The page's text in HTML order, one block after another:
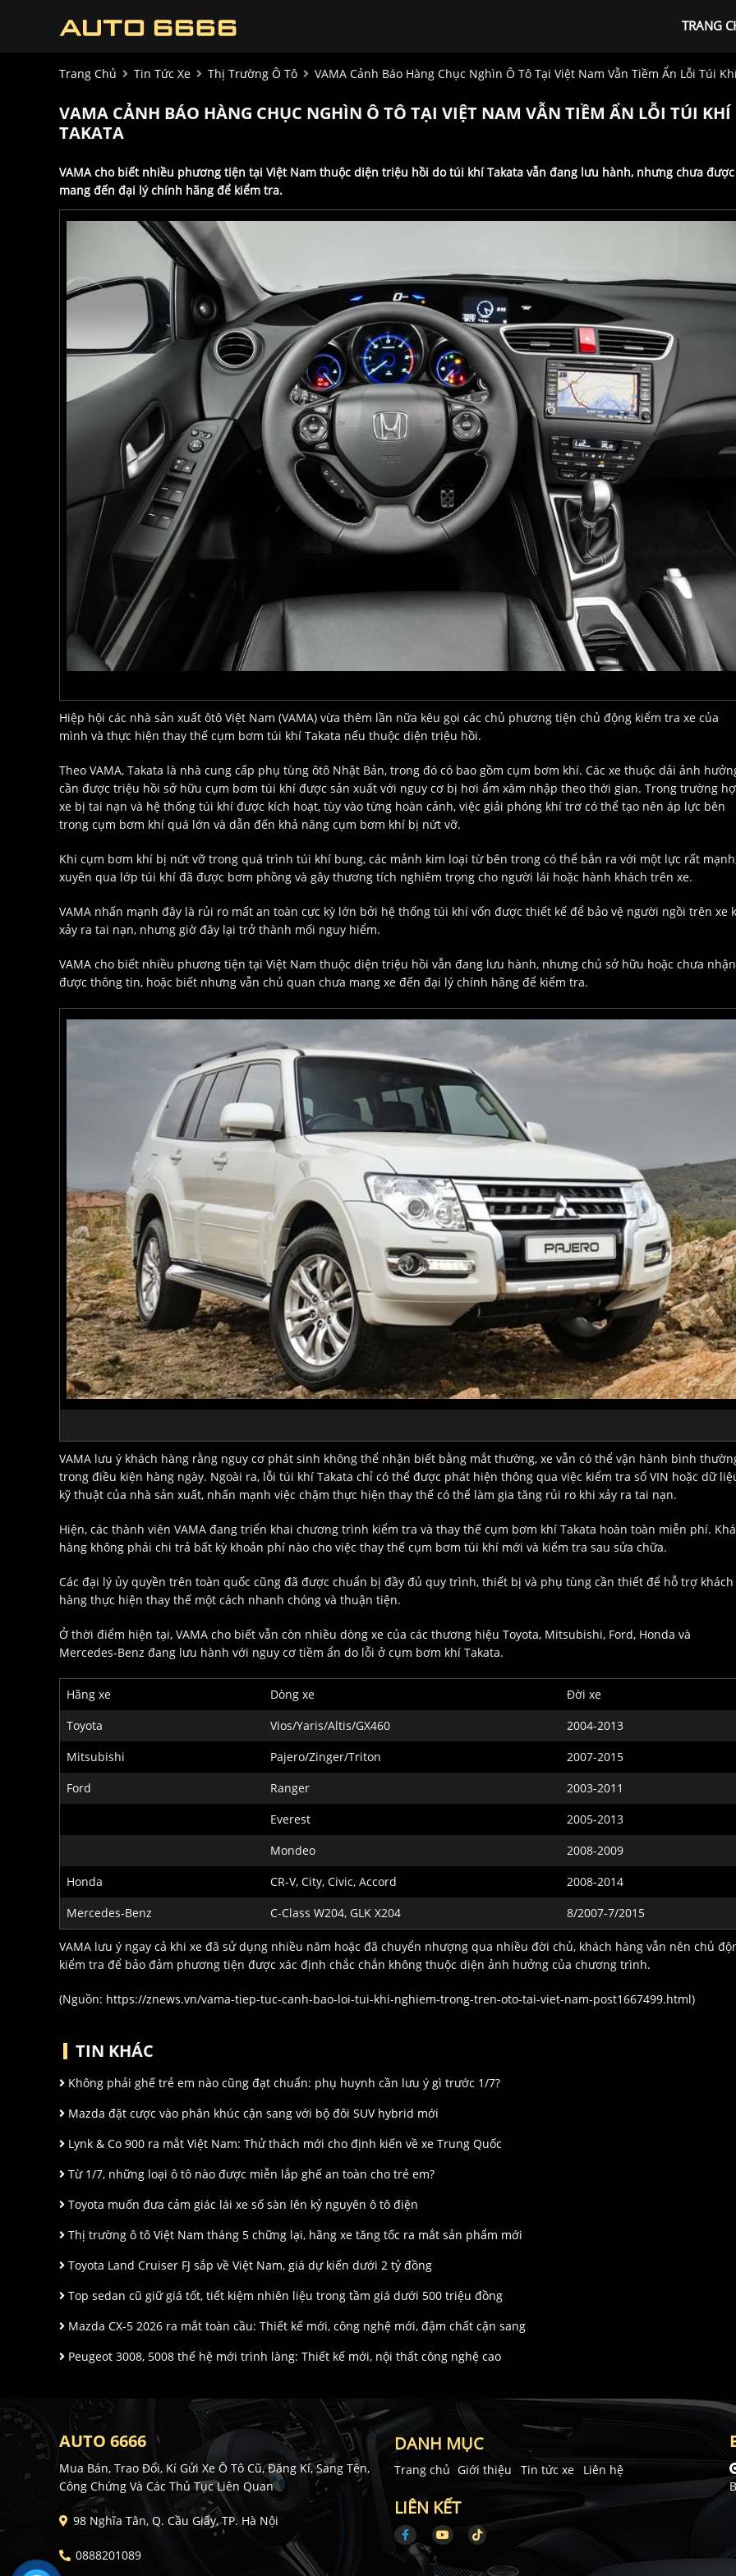
TRANG
Trang Chủ Tin Tức Xe Thị Trường Ô Tô VAMA Cảnh Báo Hàng Chục Nghìn Ô Tô Tại Việt Nam Vẫn Tiềm Ẩn Lỗi Túi
VAMA CẢNH BÁO HÀNG CHỤC NGHÌN Ô TÔ TẠI VIỆT NAM VẪN TIỀM ẨN LỖI TÚI KHÍ
TAKATA
VAMA cho biết nhiều phương tiện tại Việt Nam thuộc diện triệu hồi do túi khí Takata vẫn đang lưu hành, nhưng chưa được
mang đến đại lý chính hãng để kiểm tra.
Hiệp hội các nhà sản xuất ôtô Việt Nam (VAMA) vừa thêm lần nữa kêu gọi các chủ phương tiện chủ động kiểm tra xe của
mình và thực hiện thay thế cụm bơm túi khí Takata nếu thuộc diện triệu hồi.
Theo VAMA, Takata là nhà cung cấp phụ tùng ôtô Nhật Bản, trong đó có bao gồm cụm bơm khí. Các xe thuộc dải ảnh
cần được triệu hồi sở hữu cụm bơm túi khí được sản xuất với nguy cơ bị hơi ẩm xâm nhập theo thời gian. Trong trường
xe bị tai nạn và hệ thống túi khí được kích hoạt, tùy vào từng hoàn cảnh, việc giải phóng khí trơ có thể tạo nên áp lực bên
trong cụm bơm khí quá lớn và dẫn đến khả năng cụm bơm khí bị nứt vỡ.
Khi cụm bơm khí bị nứt vỡ trong quá trình túi khí bung, các mảnh kim loại từ bên trong có thể bắn ra với một lực rất
xuyên qua lớp túi khí đã được bơm phồng và gây thương tích nghiêm trọng cho người lái hoặc hành khách trên xe.
VAMA nhấn mạnh đây là rủi ro mất an toàn cực kỳ lớn bởi hệ thống túi khí vốn được thiết kế để bảo vệ người ngồi trên xe
xảy ra tai nạn, nhưng giờ đây lại trở thành mối nguy hiểm.
VAMA cho biết nhiều phương tiện tại Việt Nam thuộc diện triệu hồi vẫn đang lưu hành, nhưng chủ sở hữu hoặc chưa nhận
được thông tin, hoặc biết nhưng vẫn chủ quan chưa mang xe đến đại lý chính hãng để kiểm tra.
VAMA lưu ý khách hàng rằng nguy cơ phát sinh không thể nhận biết bằng mắt thường, xe vẫn có thể vận hành bình
trong điều kiện hàng ngày. Ngoài ra, lỗi túi khí Takata chỉ có thể được phát hiện thông qua việc kiểm tra số VIN hoặc dữ
kỹ thuật của nhà sản xuất, nhấn mạnh việc chậm thực hiện thay thế có thể làm gia tăng rủi ro khi xảy ra tai nạn.
Hiện, các thành viên VAMA đang triển khai chương trình kiểm tra và thay thế cụm bơm khí Takata hoàn toàn miễn phí.
hàng không phải chi trả bất kỳ khoản phí nào cho việc thay thế cụm bơm túi khí mới và kiểm tra sau sửa chữa.
Các đại lý ủy quyền trên toàn quốc cũng đã được chuẩn bị đầy đủ quy trình, thiết bị và phụ tùng cần thiết để hỗ trợ khách
hàng thực hiện thay thế một cách nhanh chóng và thuận tiện.
Ở thời điểm hiện tại, VAMA cho biết vẫn còn nhiều dòng xe của các thương hiệu Toyota, Mitsubishi, Ford, Honda và
Mercedes-Benz đang lưu hành với nguy cơ tiềm ẩn do lỗi ở cụm bơm khí Takata.
Hãng xe Dòng xe
Đời xe
Toyota
Vios/Yaris/Altis/GX460
2004-2013
Mitsubishi
Pajero/Zinger/Triton
2007-2015
Ford
Ranger
2003-2011
Everest
2005-2013
Mondeo
2008-2009
Honda
CR-V, City, Civic, Accord
2008-2014
Mercedes-Benz
C-Class W204, GLK X204 8/2007-7/2015
VAMA lưu ý ngay cả khi xe đã sử dụng nhiều năm hoặc đã chuyển nhượng qua nhiều đời chủ, khách hàng vẫn nên chủ
kiểm tra để bảo đảm phương tiện được xác định chắc chắn không thuộc diện ảnh hưởng của chương trình.
(Nguồn: https://znews.vn/vama-tiep-tuc-canh-bao-loi-tui-khi-nghiem-trong-tren-oto-tai-viet-nam-post1667499.html)
TIN KHÁC
Không phải ghế trẻ em nào cũng đạt chuẩn: phụ huynh cần lưu ý gì trước 1/7?
Mazda đặt cược vào phân khúc cận sang với bộ đôi SUV hybrid mới
Lynk & Co 900 ra mắt Việt Nam: Thử thách mới cho định kiến về xe Trung Quốc
Từ 1/7, những loại ô tô nào được miễn lắp ghế an toàn cho trẻ em?
Toyota muốn đưa cảm giác lái xe số sàn lên kỷ nguyên ô tô điện
Thị trường ô tô Việt Nam tháng 5 chững lại, hãng xe tăng tốc ra mắt sản phẩm mới
Toyota Land Cruiser FJ sắp về Việt Nam, giá dự kiến dưới 2 tỷ đồng
Top sedan cũ giữ giá tốt, tiết kiệm nhiên liệu trong tầm giá dưới 500 triệu đồng
Mazda CX-5 2026 ra mắt toàn cầu: Thiết kế mới, công nghệ mới, đậm chất cận sang
Peugeot 3008, 5008 thế hệ mới trình làng: Thiết kế mới, nội thất công nghệ cao
AUTO 6666
Mua Bán, Trao Đổi, Kí Gửi Xe Ô Tô Cũ, Đăng Kí, Sang Tên,
Công Chứng Và Các Thủ Tục Liên Quan
98 Nghĩa Tân, Q. Cầu Giấy, TP. Hà Nội
0888201089
DANH MỤC
Trang chủ Giới thiệu Tin tức xe Liên hệ
LIÊN KẾT